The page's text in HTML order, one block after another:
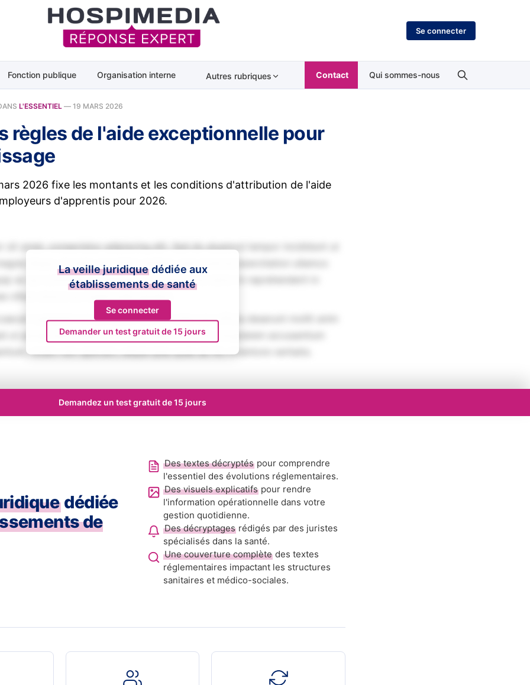
Se connecter
Fonction publique Organisation interne Autres rubriques Contact Qui sommes-nous
L'ESSENTIEL — 19 MARS 2026
règles de l'aide exceptionnelle pour
2026 fixe les montants et les conditions d'attribution de l'aide
d'apprentis pour 2026.
sit amet, consectetur adipiscing elit. Sed do eiusmod tempor incididunt ut
aliqua. Ut enim ad minim veniam, quis nostrud exercitation ullamco
ex ea commodo consequat. Duis aute irure dolor in reprehenderit in
cupidatat non proident, sunt in culpa qui officia deserunt mollit anim
ut perspiciatis unde omnis iste natus error sit voluptatem accusantium
totam rem aperiam, eaque ipsa quae ab illo inventore veritatis.
La veille juridique dédiée aux
établissements de santé
Se connecter
Demander un test gratuit de 15 jours
Demandez un test gratuit de 15 jours
dédiée
de
Des textes décryptés pour comprendre
l'essentiel des évolutions réglementaires.
Des visuels explicatifs pour rendre
l'information opérationnelle dans votre
gestion quotidienne.
Des décryptages rédigés par des juristes
spécialisés dans la santé.
Une couverture complète des textes
réglementaires impactant les structures
sanitaires et médico-sociales.